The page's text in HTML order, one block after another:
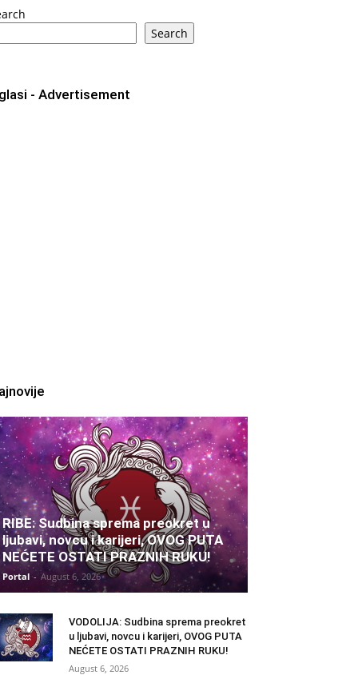
Search
- Advertisement
RIBE: Sudbina sprema preokret u
ljubavi, novcu i karijeri, OVOG PUTA
NEĆETE OSTATI PRAZNIH RUKU!
Portal - August 6, 2026
VODOLIJA: Sudbina sprema preokret
u ljubavi, novcu i karijeri, OVOG PUTA
NEĆETE OSTATI PRAZNIH RUKU!
August 6, 2026